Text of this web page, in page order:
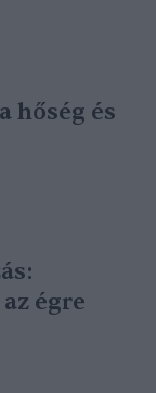
hőség és
égre